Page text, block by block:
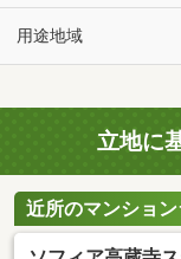
用途地域
立地に
近所のマンショ